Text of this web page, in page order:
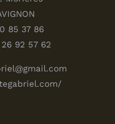
85 37 86
92 57 62